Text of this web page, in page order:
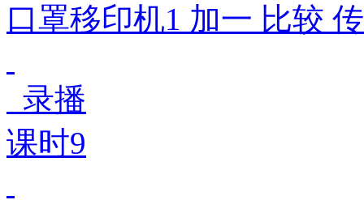
口罩移印机1 加一 比较
录播
课时9